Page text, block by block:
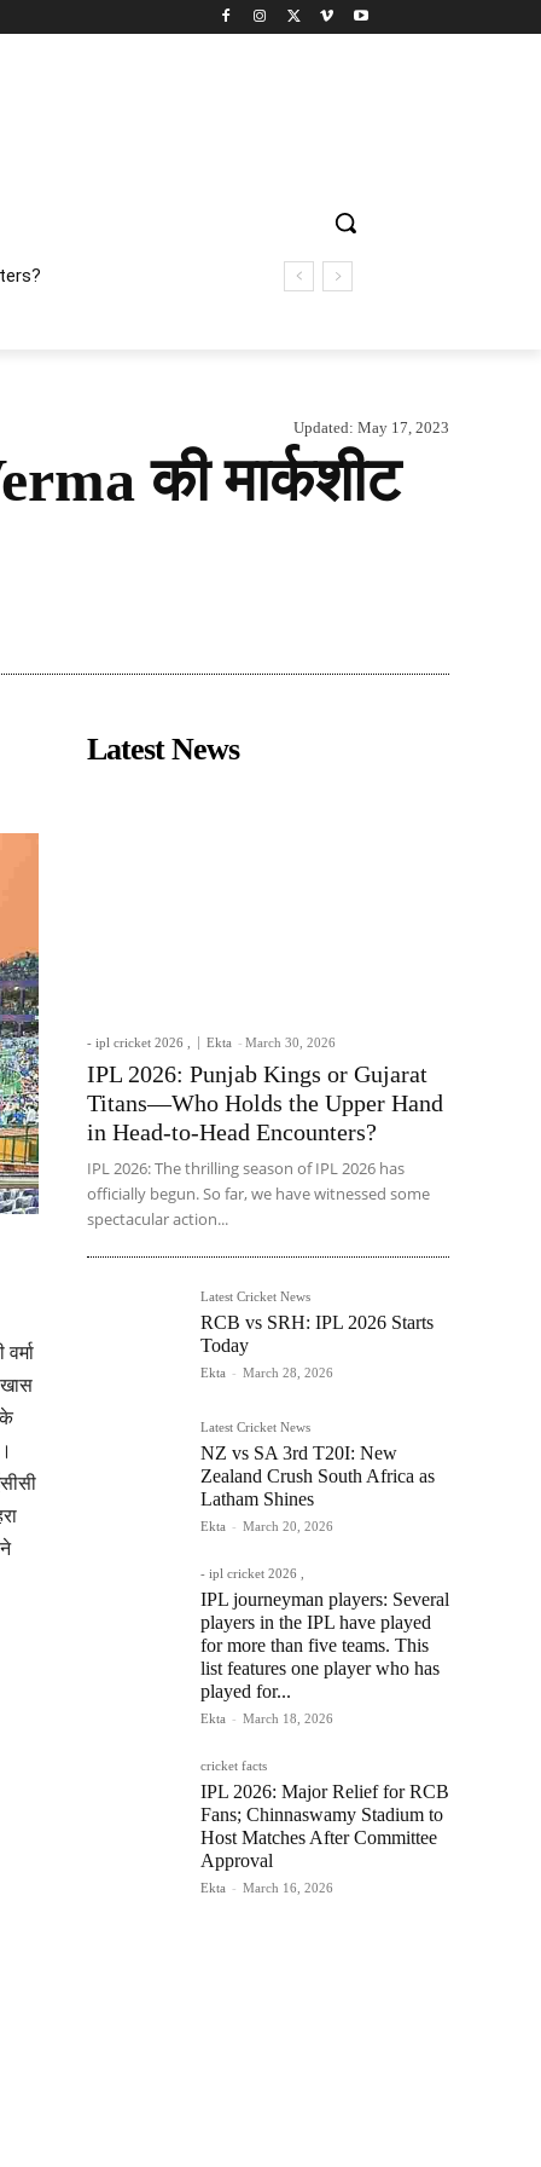
Updated: May 17, 2023
की मार्कशीट
के
Latest News
- ipl cricket 2026 , Ekta - March 30, 2026
IPL 2026: Punjab Kings or Gujarat
Titans—Who Holds the Upper Hand
in Head-to-Head Encounters?
IPL 2026: The thrilling season of IPL 2026 has
officially begun. So far, we have witnessed some
spectacular action...
Latest Cricket News
RCB vs SRH: IPL 2026 Starts
Today
Ekta - March 28, 2026
Latest Cricket News
NZ vs SA 3rd T20I: New
Zealand Crush South Africa as
Latham Shines
Ekta - March 20, 2026
- ipl cricket 2026 ,
IPL journeyman players: Several
players in the IPL have played
for more than five teams. This
list features one player who has
played for...
Ekta - March 18, 2026
cricket facts
IPL 2026: Major Relief for RCB
Fans; Chinnaswamy Stadium to
Host Matches After Committee
Approval
Ekta - March 16, 2026